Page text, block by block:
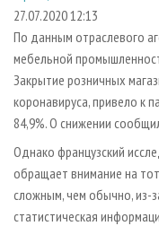
СУШКА ДРЕВЕСИНЫ
ПРОИЗВОДСТВО
ДЕРЕВЯННОЕ
ПРОИЗВОДСТВО
БИОЭНЕРГЕТИКА
ЦБП
ИНСТРУМЕНТ И
ПЕРСОНЫ
МОБИЛЬНЫЕ
ОФИЦИАЛЬНЫЕ
ПРИОРИТЕТНЫЕ
RUSSIAN FORESTRY
ГАЗЕТА
БИБЛИОТЕКА
КОНТАКТЫ
РЕКЛАМА
РЕКЛАМА НА САЙТЕ
27.07.2020 12:13
По данным отраслевого
мебельной
Закрытие розничных
коронавируса, привело к
84,9%. О снижении
Однако французский
обращает внимание на
сложным, чем обычно, из-
статистическая